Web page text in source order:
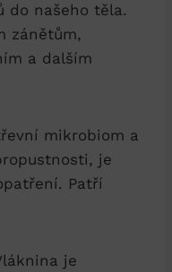
do našeho těla.
zánětům,
a dalším
mikrobiom a
je
Patří
je